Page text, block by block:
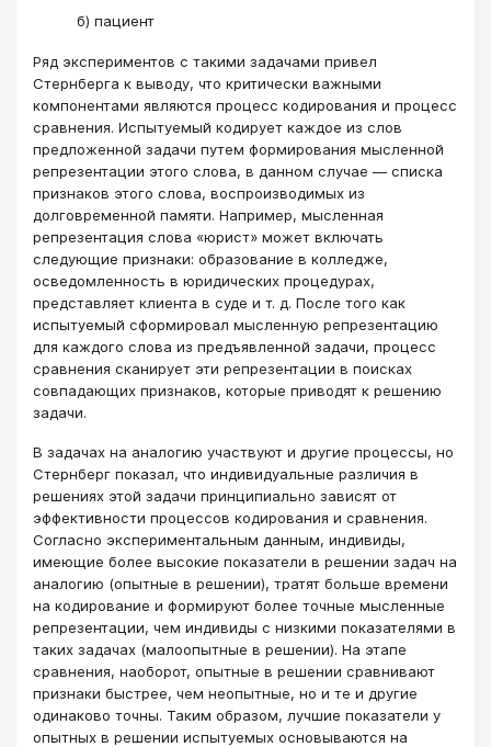
б) пациент
Ряд экспериментов с такими задачами привел
Стернберга к выводу, что критически важными
компонентами являются процесс кодирования и процесс
сравнения. Испытуемый кодирует каждое из слов
предложенной задачи путем формирования мысленной
репрезентации этого слова, в данном случае — списка
признаков этого слова, воспроизводимых из
долговременной памяти. Например, мысленная
репрезентация слова «юрист» может включать
следующие признаки: образование в колледже,
осведомленность в юридических процедурах,
представляет клиента в суде и т. д. После того как
испытуемый сформировал мысленную репрезентацию
для каждого слова из предъявленной задачи, процесс
сравнения сканирует эти репрезентации в поисках
совпадающих признаков, которые приводят к решению
задачи.
В задачах на аналогию участвуют и другие процессы, но
Стернберг показал, что индивидуальные различия в
решениях этой задачи принципиально зависят от
эффективности процессов кодирования и сравнения.
Согласно экспериментальным данным, индивиды,
имеющие более высокие показатели в решении задач на
аналогию (опытные в решении), тратят больше времени
на кодирование и формируют более точные мысленные
репрезентации, чем индивиды с низкими показателями в
таких задачах (малоопытные в решении). На этапе
сравнения, наоборот, опытные в решении сравнивают
признаки быстрее, чем неопытные, но и те и другие
одинаково точны. Таким образом, лучшие показатели у
опытных в решении испытуемых основываются на